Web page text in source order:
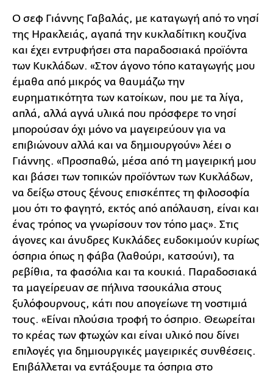
Ο σεφ Γιάννης Γαβαλάς, με καταγωγή από το νησί
της Ηρακλειάς, αγαπά την κυκλαδίτικη κουζίνα
και έχει εντρυφήσει στα παραδοσιακά προϊόντα
των Κυκλάδων. «Στον άγονο τόπο καταγωγής μου
έμαθα από μικρός να θαυμάζω την
ευρηματικότητα των κατοίκων, που με τα λίγα,
απλά, αλλά αγνά υλικά που πρόσφερε το νησί
μπορούσαν όχι μόνο να μαγειρεύουν για να
επιβιώνουν αλλά και να δημιουργούν» λέει ο
Γιάννης. «Προσπαθώ, μέσα από τη μαγειρική μου
και βάσει των τοπικών προϊόντων των Κυκλάδων,
να δείξω στους ξένους επισκέπτες τη φιλοσοφία
μου ότι το φαγητό, εκτός από απόλαυση, είναι και
ένας τρόπος να γνωρίσουν τον τόπο μας». Στις
άγονες και άνυδρες Κυκλάδες ευδοκιμούν κυρίως
όσπρια όπως η φάβα (λαθούρι, κατσούνι), τα
ρεβίθια, τα φασόλια και τα κουκιά. Παραδοσιακά
τα μαγείρευαν σε πήλινα τσουκάλια στους
ξυλόφουρνους, κάτι που απογείωνε τη νοστιμιά
τους. «Είναι πλούσια τροφή το όσπριο. Θεωρείται
το κρέας των φτωχών και είναι υλικό που δίνει
επιλογές για δημιουργικές μαγειρικές συνθέσεις.
Επιβάλλεται να εντάξουμε τα όσπρια στο